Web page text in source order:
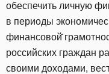
обеспечить личную
в периоды
финансовой̆
российских граждан
своими доходами,